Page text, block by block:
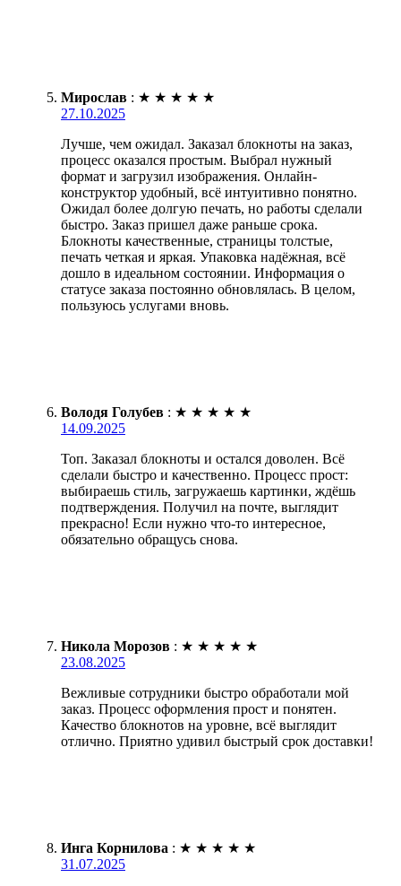
Мирослав : ★ ★ ★ ★ ★
27.10.2025
Лучше, чем ожидал. Заказал блокноты на заказ,
процесс оказался простым. Выбрал нужный
формат и загрузил изображения. Онлайн-
конструктор удобный, всё интуитивно понятно.
Ожидал более долгую печать, но работы сделали
быстро. Заказ пришел даже раньше срока.
Блокноты качественные, страницы толстые,
печать четкая и яркая. Упаковка надёжная, всё
дошло в идеальном состоянии. Информация о
статусе заказа постоянно обновлялась. В целом,
пользуюсь услугами вновь.
Володя Голубев : ★ ★ ★ ★ ★
14.09.2025
Топ. Заказал блокноты и остался доволен. Всё
сделали быстро и качественно. Процесс прост:
выбираешь стиль, загружаешь картинки, ждёшь
подтверждения. Получил на почте, выглядит
прекрасно! Если нужно что-то интересное,
обязательно обращусь снова.
Никола Морозов : ★ ★ ★ ★ ★
23.08.2025
Вежливые сотрудники быстро обработали мой
заказ. Процесс оформления прост и понятен.
Качество блокнотов на уровне, всё выглядит
отлично. Приятно удивил быстрый срок доставки!
Инга Корнилова : ★ ★ ★ ★ ★
31.07.2025